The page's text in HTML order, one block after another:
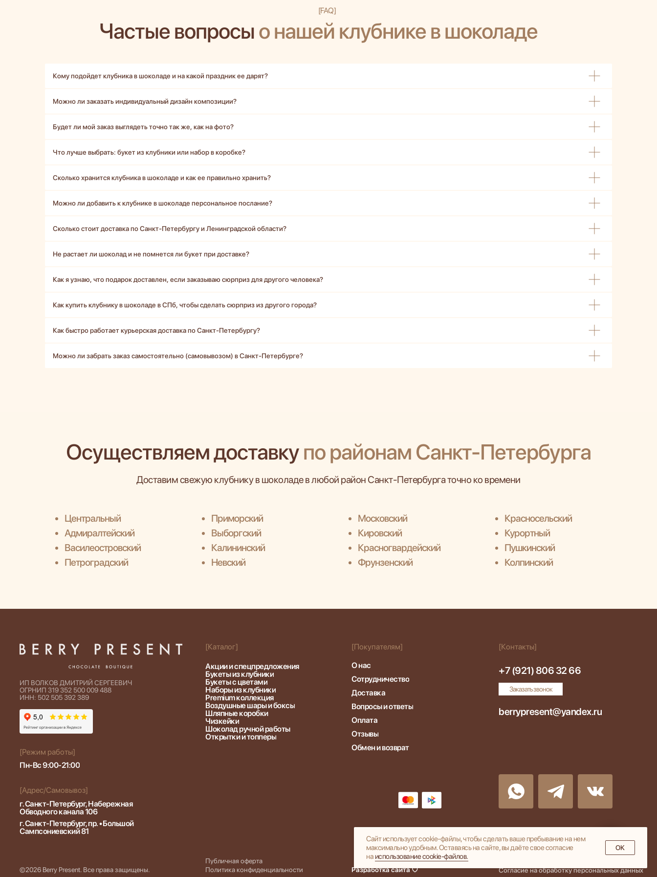
[FAQ]
Частые вопросыо нашей клубнике в шоколаде
Кому подойдет клубника в шоколаде и на какой праздник ее дарят?
Можно ли заказать индивидуальный дизайн композиции?
Будет ли мой заказ выглядеть точно так же, как на фото?
Что лучше выбрать: букет из клубники или набор в коробке?
Сколько хранится клубника в шоколаде и как ее правильно хранить?
Можно ли добавить к клубнике в шоколаде персональное послание?
Сколько стоит доставка по Санкт-Петербургу и Ленинградской области?
Не растает ли шоколад и не помнется ли букет при доставке?
Как я узнаю, что подарок доставлен, если заказываю сюрприз для другого человека?
Как купить клубнику в шоколаде в СПб, чтобы сделать сюрприз из другого города?
Как быстро работает курьерская доставка по Санкт-Петербургу?
Можно ли забрать заказ самостоятельно (самовывозом) в Санкт-Петербурге?
Осуществляем доставкупо районам Санкт-Петербурга
Доставим свежую клубнику в шоколаде в любой район Санкт-Петербурга точно ко времени
Центральный
Адмиралтейский
Василеостровский
Петроградский
Приморский
Выборгский
Калининский
Невский
Московский
Кировский
Красногвардейский
Фрунзенский
Красносельский
Курортный
Пушкинский
Колпинский
©2026 Berry Present. Все права защищены.
ИП ВОЛКОВ ДМИТРИЙ СЕРГЕЕВИЧ
ОГРНИП 319 352 500 009 488
ИНН: 502 505 392 389
[Покупателям]
Согласие на обработку персональных данных
+7 (921) 806 32 66
berrypresent@yandex.ru
Пн-Вс 9:00-21:00
Публичная оферта
Политика конфиденциальности
Разработка сайта ♡
Акции и спецпредложения
Букеты из клубники
Букеты с цветами
Наборы из клубники
Premium коллекция
Воздушные шары и боксы
Шляпные коробки
Чизкейки
Шоколад ручной работы
Открытки и топперы
Отзывы
Обмен и возврат
Оплата
Вопросы и ответы
Доставка
Сотрудничество
О нас
[Каталог] [Контакты]
Заказать звонок
[Режим работы]
г. Санкт-Петербург, Набережная
Обводного канала 106
г. Санкт-Петербург, пр.⦁Большой
Сампсониевский 81
[Адрес/Самовывоз]
Caйт иcпoльзуeт cookie-фaйлы, чтoбы cдeлaть вaшe пpeбывaниe нa нeм
мaкcимaльнo удoбным. Ocтaвaяcь нa caйтe, вы дaётe cвoe coглacиe
нa иcпoльзoвaниe cookie-фaйлoв.
OK